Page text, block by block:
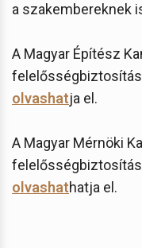
a szakembereknek
A Magyar Építész
olvashatja el.
A Magyar Mérnöki
olvashathatja el.